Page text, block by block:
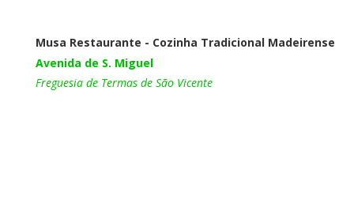
Musa Restaurante - Cozinha Tradicional Madeirense
Avenida de S. Miguel
Freguesia de Termas de São Vicente